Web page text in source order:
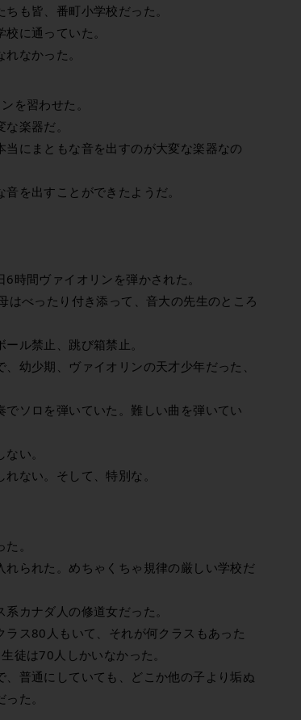
も皆、番町小学校だった。
に通っていた。
なかった。
を習わせた。
楽器だ。
にまともな音を出すのが大変な楽器なの
を出すことができたようだ。
時間ヴァイオリンを弾かされた。
はべったり付き添って、音大の先生のところ
ル禁止、跳び箱禁止。
幼少期、ヴァイオリンの天才少年だった、
ソロを弾いていた。難しい曲を弾いてい
い。
ない。そして、特別な。
。
られた。めちゃくちゃ規律の厳しい学校だ
カナダ人の修道女だった。
ス80人もいて、それが何クラスもあった
徒は70人しかいなかった。
普通にしていても、どこか他の子より垢ぬ
た。